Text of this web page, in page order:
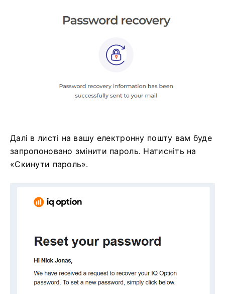
Далі в листі на вашу електронну пошту вам буде
запропоновано змінити пароль. Натисніть на
«Скинути пароль».